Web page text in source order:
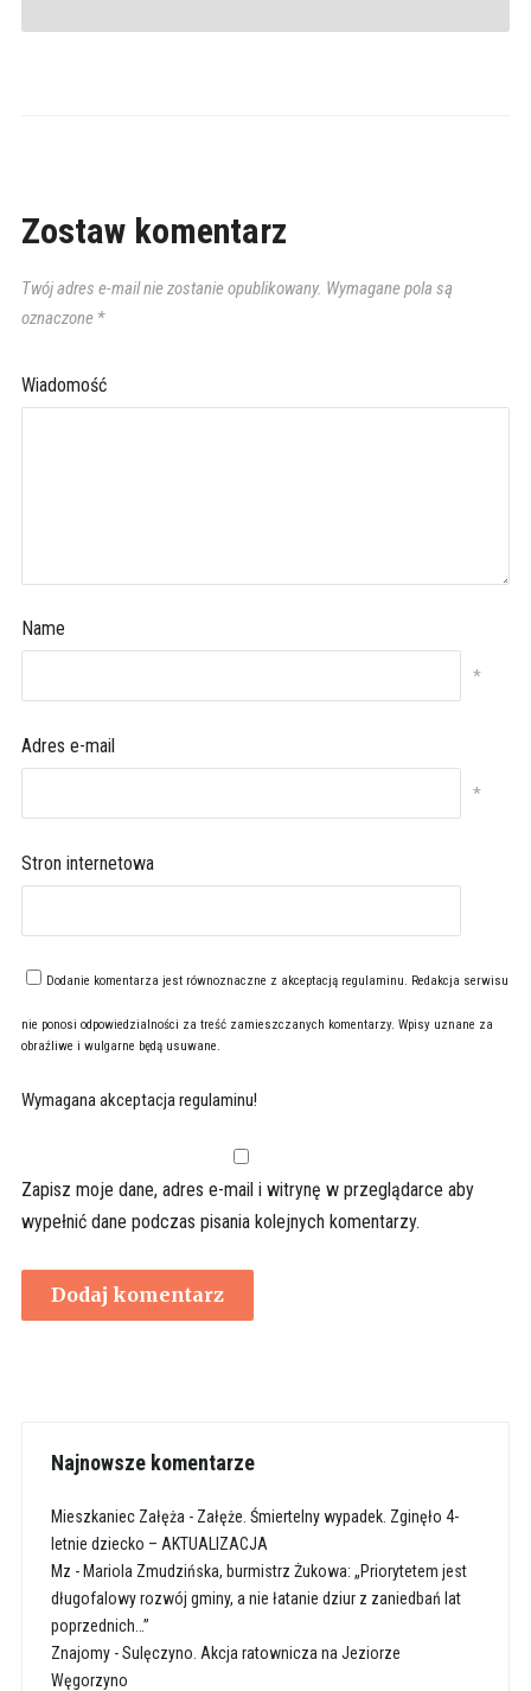
Zostaw komentarz
Twój adres e-mail nie zostanie opublikowany. Wymagane pola są
oznaczone *
Wiadomość
Name
*
Adres e-mail
*
Stron internetowa
Dodanie komentarza jest równoznaczne z akceptacją regulaminu. Redakcja serwisu
nie ponosi odpowiedzialności za treść zamieszczanych komentarzy. Wpisy uznane za
obraźliwe i wulgarne będą usuwane.
Wymagana akceptacja regulaminu!
Zapisz moje dane, adres e-mail i witrynę w przeglądarce aby
wypełnić dane podczas pisania kolejnych komentarzy.
Najnowsze komentarze
Mieszkaniec Załęża - Załęże. Śmiertelny wypadek. Zginęło 4-
letnie dziecko – AKTUALIZACJA
Mz - Mariola Zmudzińska, burmistrz Żukowa: „Priorytetem jest
długofalowy rozwój gminy, a nie łatanie dziur z zaniedbań lat
poprzednich…”
Znajomy-Sulęczyno. Akcja ratownicza na Jeziorze
Węgorzyno